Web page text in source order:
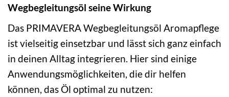
Wegbegleitungsöl seine Wirkung
Das PRIMAVERA Wegbegleitungsöl Aromapflege
ist vielseitig einsetzbar und lässt sich ganz einfach
in deinen Alltag integrieren. Hier sind einige
Anwendungsmöglichkeiten, die dir helfen
können, das Öl optimal zu nutzen: